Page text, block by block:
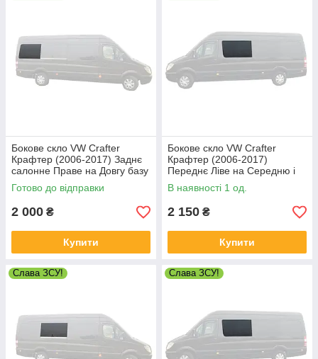
Бокове скло VW Crafter
Крафтер (2006-2017) Заднє
салонне Праве на Довгу базу
Готово до відправки
2 000 ₴
Купити
Бокове скло VW Crafter
Крафтер (2006-2017)
Переднє Ліве на Середню і
Довгу базу
В наявності 1 од.
2 150 ₴
Купити
Слава ЗСУ! Слава ЗСУ!